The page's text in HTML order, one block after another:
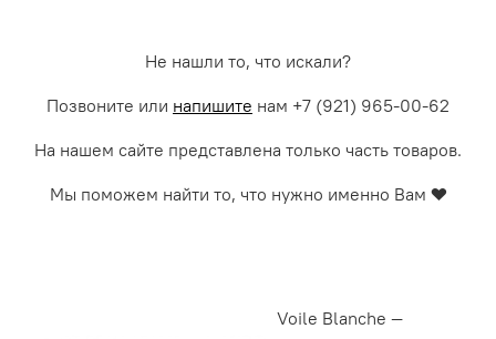
Не нашли то, что искали?
Позвоните или напишите нам +7 (921) 965-00-62
На нашем сайте представлена только часть товаров.
Мы поможем найти то, что нужно именно Вам ❤️
Voile Blanche —